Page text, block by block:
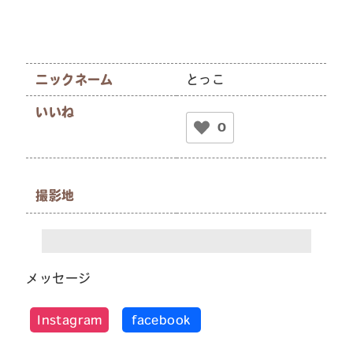
ニックネーム とっこ
いいね
0
撮影地
メッセージ
Instagram facebook